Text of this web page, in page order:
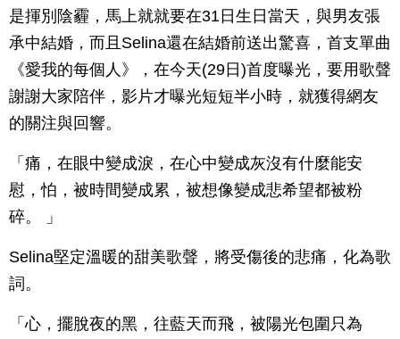
是揮別陰霾，馬上就就要在31日生日當天，與男友張
承中結婚，而且Selina還在結婚前送出驚喜，首支單曲
《愛我的每個人》，在今天(29日)首度曝光，要用歌聲
謝謝大家陪伴，影片才曝光短短半小時，就獲得網友
的關注與回響。
「痛，在眼中變成淚，在心中變成灰沒有什麼能安
慰，怕，被時間變成累，被想像變成悲希望都被粉
碎。 」
Selina堅定溫暖的甜美歌聲，將受傷後的悲痛，化為歌
詞。
「心，擺脫夜的黑，往藍天而飛，被陽光包圍只為